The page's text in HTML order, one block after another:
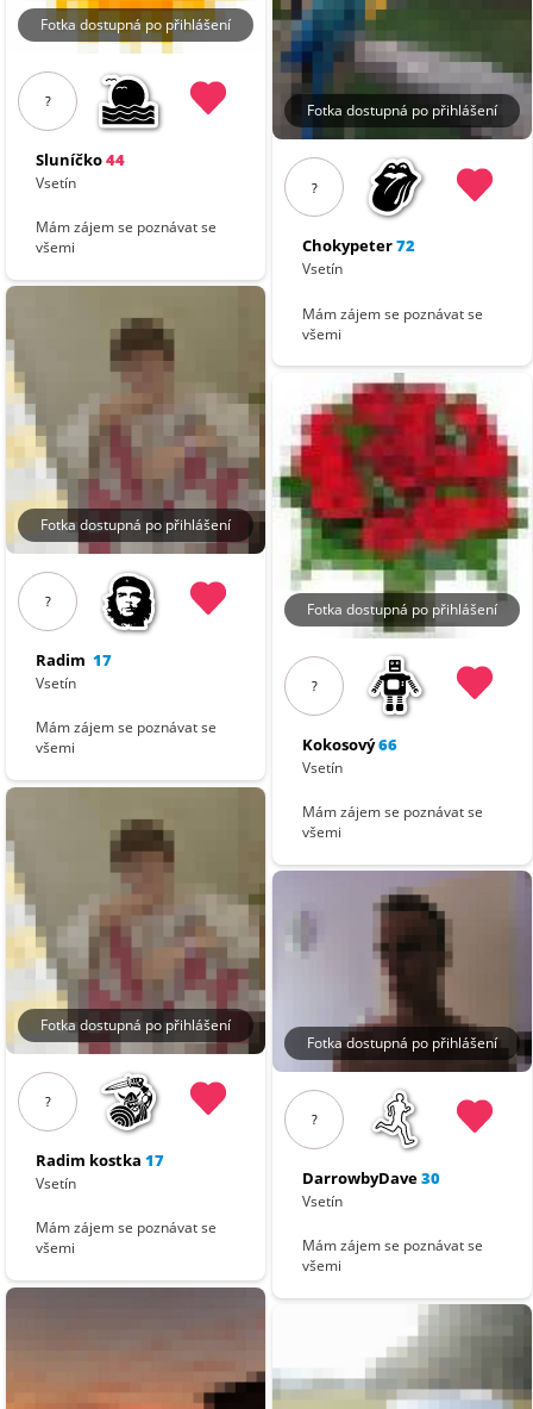
Fotka dostupná po přihlášení
?
Sluníčko44
Vsetín
Mám zájem se poznávat se
všemi
Fotka dostupná po přihlášení
?
Radim 17
Vsetín
Mám zájem se poznávat se
všemi
Fotka dostupná po přihlášení
?
Radim kostka 17
Vsetín
Mám zájem se poznávat se
všemi
Fotka dostupná po přihlášení
?
Chokypeter72
Vsetín
Mám zájem se poznávat se
všemi
Fotka dostupná po přihlášení
?
Kokosový66
Vsetín
Mám zájem se poznávat se
všemi
Fotka dostupná po přihlášení
?
DarrowbyDave30
Vsetín
Mám zájem se poznávat se
všemi